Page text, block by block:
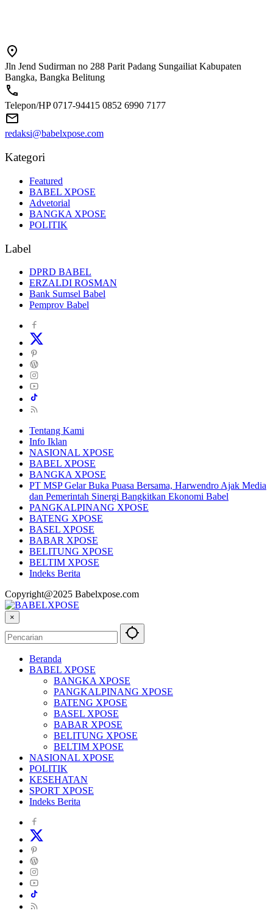
Jln Jend Sudirman no 288 Parit Padang Sungailiat Kabupaten
Bangka, Bangka Belitung
Telepon/HP 0717-94415 0852 6990 7177
redaksi@babelxpose.com
Kategori
Featured
BABEL XPOSE
Advetorial
BANGKA XPOSE
POLITIK
Label
DPRD BABEL
ERZALDI ROSMAN
Bank Sumsel Babel
Pemprov Babel
Tentang Kami
Info Iklan
NASIONAL XPOSE
BABEL XPOSE
BANGKA XPOSE
PT MSP Gelar Buka Puasa Bersama, Harwendro Ajak Media
dan Pemerintah Sinergi Bangkitkan Ekonomi Babel
PANGKALPINANG XPOSE
BATENG XPOSE
BASEL XPOSE
BABAR XPOSE
BELITUNG XPOSE
BELTIM XPOSE
Indeks Berita
Copyright@2025 Babelxpose.com
×
Beranda
BABEL XPOSE
BANGKA XPOSE
PANGKALPINANG XPOSE
BATENG XPOSE
BASEL XPOSE
BABAR XPOSE
BELITUNG XPOSE
BELTIM XPOSE
NASIONAL XPOSE
POLITIK
KESEHATAN
SPORT XPOSE
Indeks Berita